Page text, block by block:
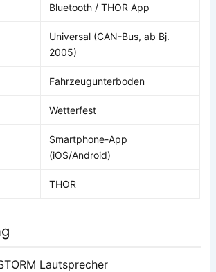
Bluetooth / THOR App
Universal (CAN-Bus, ab Bj.
2005)
Fahrzeugunterboden
Wetterfest
Smartphone-App
(iOS/Android)
THOR
Lautsprecher